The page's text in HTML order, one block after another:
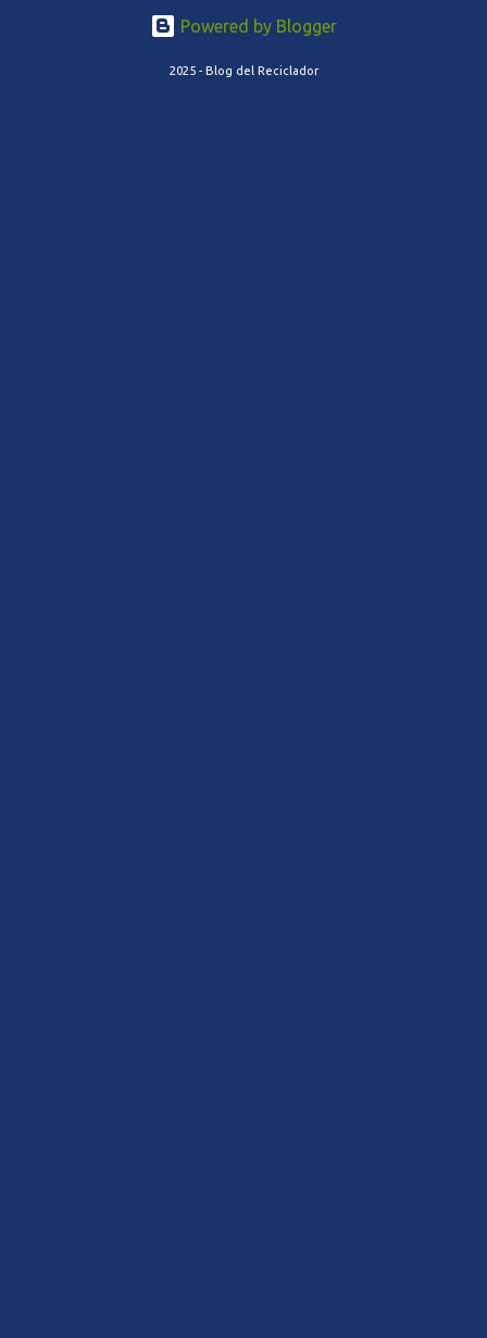
Powered by Blogger
2025 - Blog del Reciclador